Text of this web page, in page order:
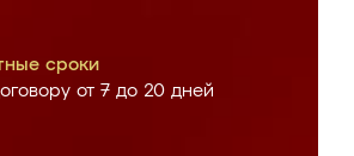
сроки
от 7 до 20 дней